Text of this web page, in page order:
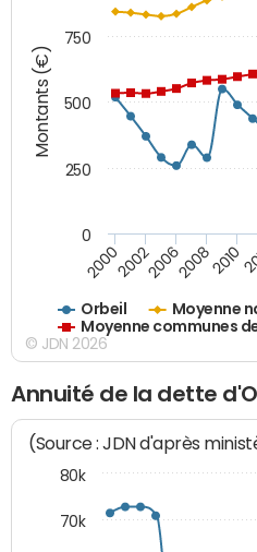
Montants (€)
Orbeil
Moyenne
Moyenne communes
20002002200620082010
0
250
500
750
© JDN 2026
Annuité de la dette
(Source : JDN d'après
70k
80k